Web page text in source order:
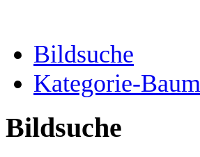
Bildsuche
Kategorie-Baum
Bildsuche